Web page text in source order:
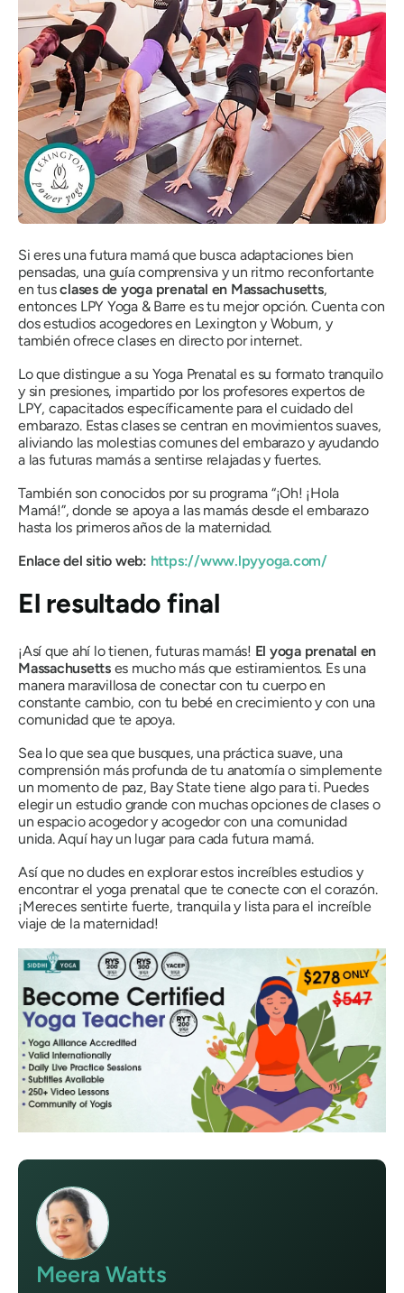
Si eres una futura mamá que busca adaptaciones bien
pensadas, una guía comprensiva y un ritmo reconfortante
en tusclases de yoga prenatal en Massachusetts,
entonces LPY Yoga & Barre es tu mejor opción. Cuenta con
dos estudios acogedores en Lexington y Woburn, y
también ofrece clases en directo por internet.
Lo que distingue a su Yoga Prenatal es su formato tranquilo
y sin presiones, impartido por los profesores expertos de
LPY, capacitados específicamente para el cuidado del
embarazo. Estas clases se centran en movimientos suaves,
aliviando las molestias comunes del embarazo y ayudando
a las futuras mamás a sentirse relajadas y fuertes.
También son conocidos por su programa “¡Oh! ¡Hola
Mamá!”, donde se apoya a las mamás desde el embarazo
hasta los primeros años de la maternidad.
Enlace del sitio web: https://www.lpyyoga.com/
El resultado final
¡Así que ahí lo tienen, futuras mamás! El yoga prenatal en
Massachusettses mucho más que estiramientos. Es una
manera maravillosa de conectar con tu cuerpo en
constante cambio, con tu bebé en crecimiento y con una
comunidad que te apoya.
Sea lo que sea que busques, una práctica suave, una
comprensión más profunda de tu anatomía o simplemente
un momento de paz, Bay State tiene algo para ti. Puedes
elegir un estudio grande con muchas opciones de clases o
un espacio acogedor y acogedor con una comunidad
unida. Aquí hay un lugar para cada futura mamá.
Así que no dudes en explorar estos increíbles estudios y
encontrar el yoga prenatal que te conecte con el corazón.
¡Mereces sentirte fuerte, tranquila y lista para el increíble
viaje de la maternidad!
Meera Watts